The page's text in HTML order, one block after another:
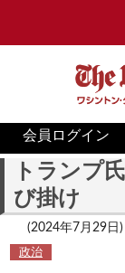
ニュース
政治
会員ログイン
トランプ
び掛け
(2024年7月29日)
政治